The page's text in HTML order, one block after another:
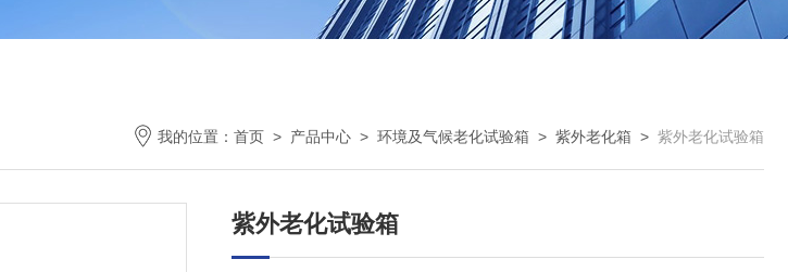
我的位置： 首页 > 产品中心 > 环境及气候老化试验箱 > 紫外老化箱 > 紫外老化试验箱
紫外老化试验箱